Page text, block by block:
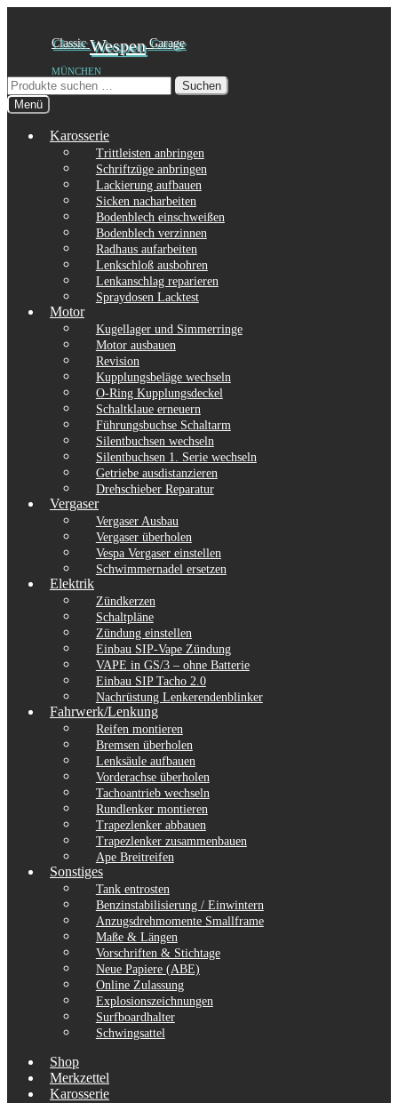
springen
springen
ClassicWespen Garage
MÜNCHEN
Suchen
nach:
Suchen
Menü
Karosserie
Trittleisten anbringen
Schriftzüge anbringen
Lackierung aufbauen
Sicken nacharbeiten
Bodenblech einschweißen
Bodenblech verzinnen
Radhaus aufarbeiten
Lenkschloß ausbohren
Lenkanschlag reparieren
Spraydosen Lacktest
Motor
Kugellager und Simmerringe
Motor ausbauen
Revision
Kupplungsbeläge wechseln
O-Ring Kupplungsdeckel
Schaltklaue erneuern
Führungsbuchse Schaltarm
Silentbuchsen wechseln
Silentbuchsen 1. Serie wechseln
Getriebe ausdistanzieren
Drehschieber Reparatur
Vergaser
Vergaser Ausbau
Vergaser überholen
Vespa Vergaser einstellen
Schwimmernadel ersetzen
Elektrik
Zündkerzen
Schaltpläne
Zündung einstellen
Einbau SIP-Vape Zündung
VAPE in GS/3 – ohne Batterie
Einbau SIP Tacho 2.0
Nachrüstung Lenkerendenblinker
Fahrwerk/Lenkung
Reifen montieren
Bremsen überholen
Lenksäule aufbauen
Vorderachse überholen
Tachoantrieb wechseln
Rundlenker montieren
Trapezlenker abbauen
Trapezlenker zusammenbauen
Ape Breitreifen
Sonstiges
Tank entrosten
Benzinstabilisierung / Einwintern
Anzugsdrehmomente Smallframe
Maße & Längen
Vorschriften & Stichtage
Neue Papiere (ABE)
Online Zulassung
Explosionszeichnungen
Surfboardhalter
Schwingsattel
Shop
Merkzettel
Karosserie